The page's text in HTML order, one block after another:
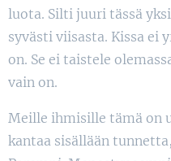
luota. Silti juuri tässä
syvästi viisasta. Kissa ei
on. Se ei taistele
vain on.
Meille ihmisille tämä on
kantaa sisällään